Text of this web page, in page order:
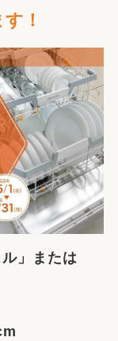
！
」または